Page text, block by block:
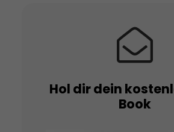
Hol dir dein
Book